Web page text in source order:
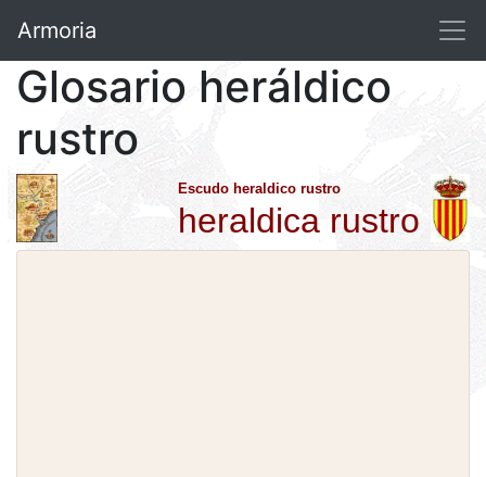
Armoria
Glosario heráldico
rustro
Escudo heraldico rustro
heraldica rustro